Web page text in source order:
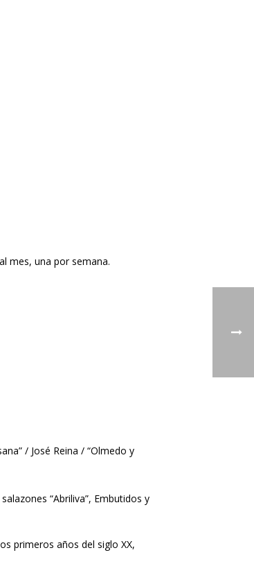
mes, una por semana.
/ José Reina / “Olmedo y
“Abriliva”, Embutidos y
primeros años del siglo XX,